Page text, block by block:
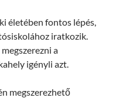
életében fontos lépés,
iratkozik.
a
igényli azt.
megszerezhető